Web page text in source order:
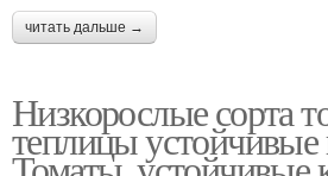
читать дальше →
Низкорослые сорта
теплицы